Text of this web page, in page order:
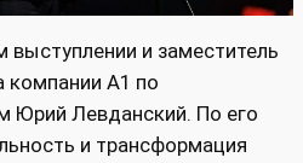
выступлении и заместитель
компании А1 по
Юрий Левданский. По его
и трансформация